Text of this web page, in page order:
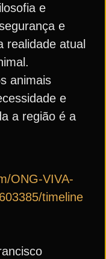
e
e
realidade atual
animais
e
a região é a
ONG-VIVA-
timeline